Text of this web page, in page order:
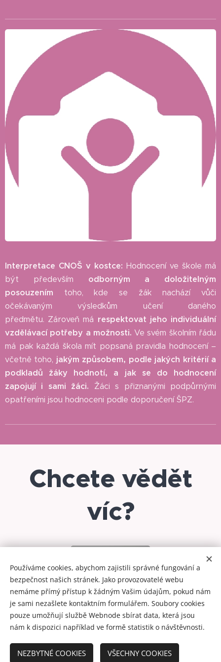
Interpretace CNOŠ v kostce: Hodnocení ve škole má
být především odborným a doložitelným
posouzením toho, kde se žák nachází vůči
očekávaným výsledkům učení daného
předmětu. Zároveň má respektovat jeho individuální
vzdělávací potřeby a možnosti.Ve svém školním řádu
má pak každá škola mít popsaná pravidla hodnocení –
včetně toho, jakým způsobem, podle jakých kritérií a
podkladů žáky hodnotí, a jak se do hodnocení
zapojují i sami žáci. Žáci s přiznanými podpůrnými
opatřeními jsou hodnoceni podle doporučení ŠPZ.
Chcete vědět
víc?
© 2023 - 2026 Co nevíte o škole
Používáme cookies, abychom zajistili správné fungování a
bezpečnost našich stránek. Jako provozovatelé webu
nemáme přímý přístup k žádným Vašim údajům, pokud nám
je sami nezašlete kontaktním formulářem. Soubory cookies
pouze umožňují službě Webnode sbírat data, která jsou
nám k dispozici například ve formě statistik o návštěvnosti.
NEZBYTNÉ COOKIES VŠECHNY COOKIES